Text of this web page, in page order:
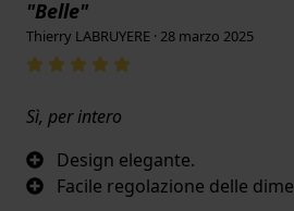
"Belle"
Thierry LABRUYERE · 28 marzo 2025
Sì, per intero
Design elegante.
Facile regolazione delle